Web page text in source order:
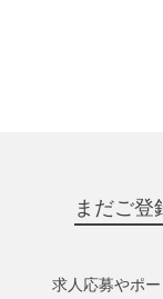
まだご
求人応募やポ